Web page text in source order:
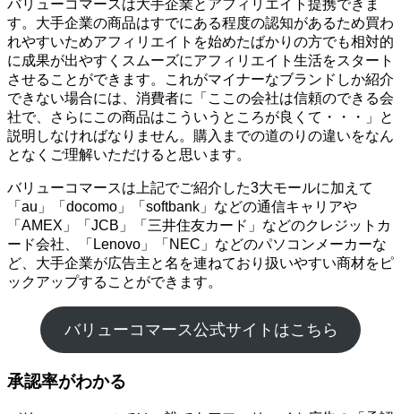
バリューコマースは大手企業とアフィリエイト提携できま
す。大手企業の商品はすでにある程度の認知があるため買わ
れやすいためアフィリエイトを始めたばかりの方でも相対的
に成果が出やすくスムーズにアフィリエイト生活をスタート
させることができます。これがマイナーなブランドしか紹介
できない場合には、消費者に「ここの会社は信頼のできる会
社で、さらにこの商品はこういうところが良くて・・・」と
説明しなければなりません。購入までの道のりの違いをなん
となくご理解いただけると思います。
バリューコマースは上記でご紹介した3大モールに加えて
「au」「docomo」「softbank」などの通信キャリアや
「AMEX」「JCB」「三井住友カード」などのクレジットカ
ード会社、「Lenovo」「NEC」などのパソコンメーカーな
ど、大手企業が広告主と名を連ねており扱いやすい商材をピ
ックアップすることができます。
バリューコマース公式サイトはこちら
承認率がわかる